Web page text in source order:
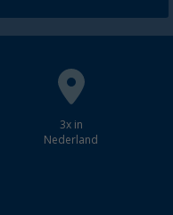
3x in
Nederland